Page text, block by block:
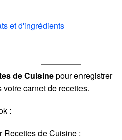
et d'ingrédients
de Cuisinepour enregistrer
carnet de recettes.
:
Recettes de Cuisine :